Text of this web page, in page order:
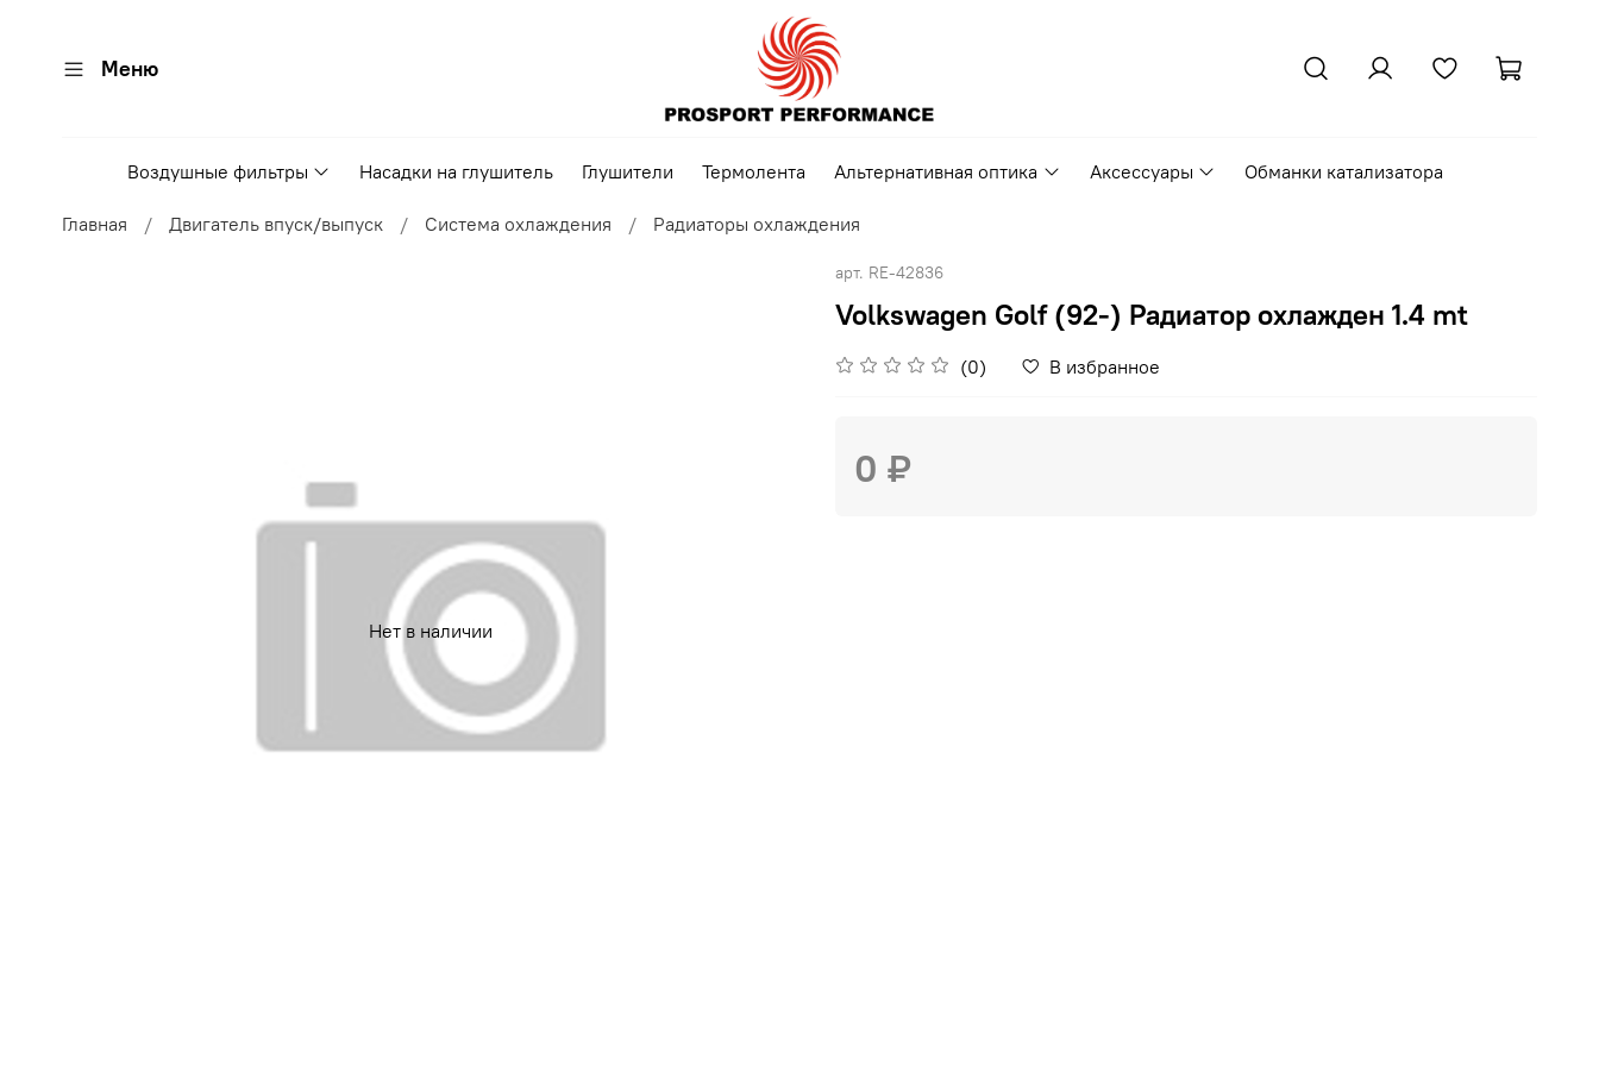
Меню
Воздушные фильтры Насадки на глушитель Глушители Термолента Альтернативная оптика Аксессуары Обманки катализатора
Главная Двигатель впуск/выпуск Система охлаждения Радиаторы охлаждения
Нет в наличии
арт. RE-42836
Volkswagen Golf (92-) Радиатор охлажден 1.4 mt
(0) В избранное
0 ₽